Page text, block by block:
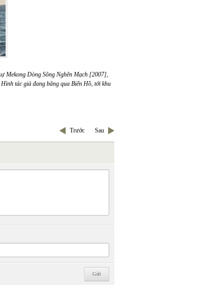
Mekong Dòng Sông Nghẽn Mạch [2007],
tác giả đang băng qua Biển Hồ, tới khu
Trước Sau